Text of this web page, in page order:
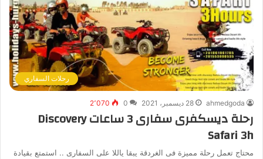
رحلات السفاري
ahmedgoda 28 ديسمبر، 2021 0 2٬070
رحلة ديسكفرى سفارى 3 ساعات Discovery
Safari 3h
محتاج تعمل رحلة مميزة فى الغردقة يبقا ياللا على السفارى .. استمتع بقيادة